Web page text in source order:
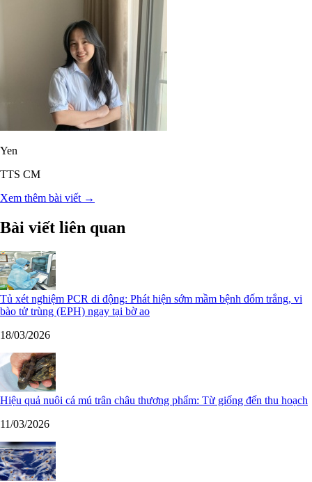
Yen
TTS CM
Xem thêm bài viết →
Bài viết liên quan
Tủ xét nghiệm PCR di động: Phát hiện sớm mầm bệnh đốm trắng, vi
bào tử trùng (EPH) ngay tại bờ ao
18/03/2026
Hiệu quả nuôi cá mú trân châu thương phẩm: Từ giống đến thu hoạch
11/03/2026